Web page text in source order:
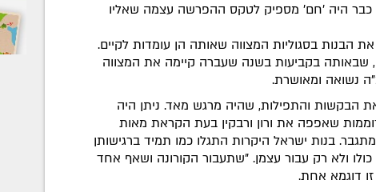
כבר היה 'חם' מספיק לטקס ההפרשה עצמה שאליו
הבנות בסגוליות המצווה שאותה הן עומדות לקיים.
שבאותה בקביעות בשנה שעברה קיימה את המצווה
נשואה ומאושרת.
והתפילות, שהיה מרגש מאד. ניתן היה
שאפפה את ורון ורבקין בעת הקראת מאות
בנות ישראל היקרות התגלו כמו תמיד ברגישותן
ולא רק עבור עצמן. "שתעבור הקורונה ושאף אחד
דוגמא אחת.